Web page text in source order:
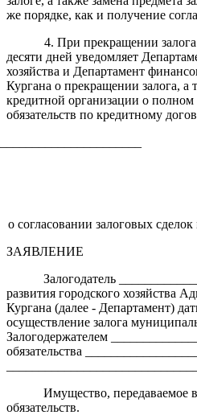
же порядке, как и получение
4. При прекращении залога
десяти дней уведомляет
хозяйства и Департамент
Кургана о прекращении залога, а
кредитной организации о
обязательств по кредитному
о согласовании залоговых
ЗАЯВЛЕНИЕ
Залогодатель
развития городского хозяйства
Кургана (далее - Департамент)
осуществление залога
Залогодержателем
обязательства
Имущество, передаваемое
обязательств.